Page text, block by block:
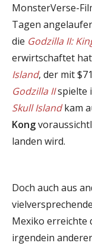
MonsterVerse-
Tagen
die Godzilla II:
erwirtschaftet
Island, der mit
Godzilla IIspielte
Skull Islandkam
Kong
landen wird.
Doch auch aus
Mexiko erreichte
irgendein